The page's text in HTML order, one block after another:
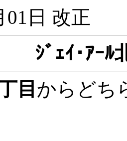
01日 改正
ｼﾞｪｲ･ｱｰﾙ
目 からどち